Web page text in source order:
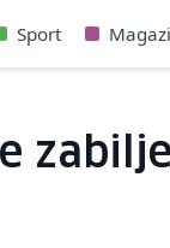
Sport